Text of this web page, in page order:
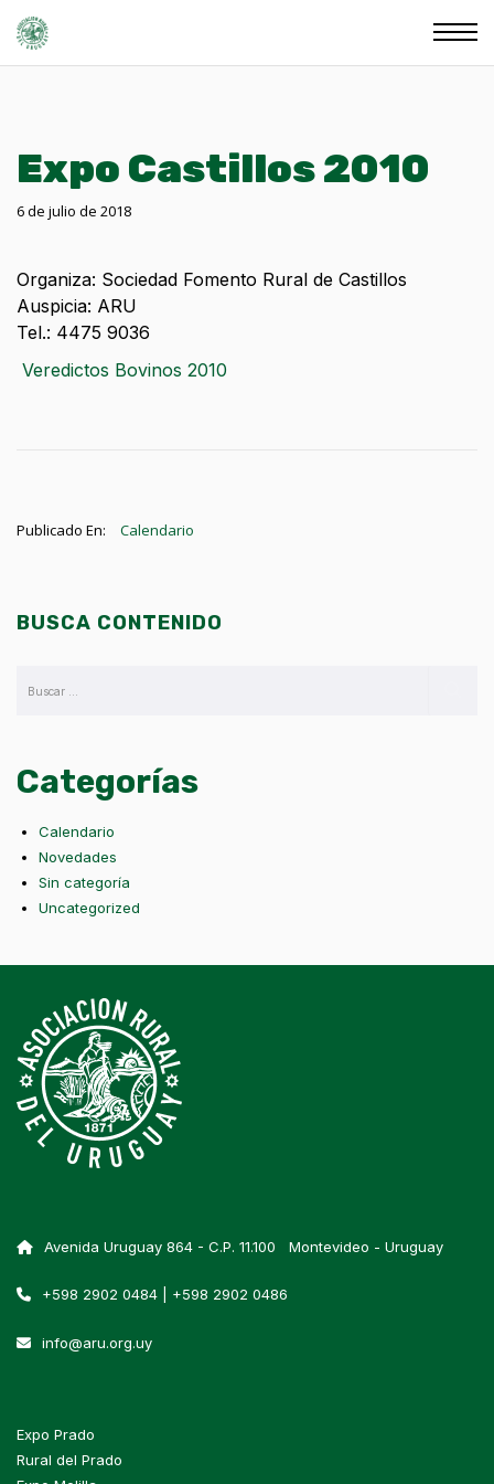
Expo Castillos 2010
6 de julio de 2018
Organiza: Sociedad Fomento Rural de Castillos
Auspicia: ARU
Tel.: 4475 9036
Veredictos Bovinos 2010
Publicado En: Calendario
BUSCA CONTENIDO
Categorías
Calendario
Novedades
Sin categoría
Uncategorized
Avenida Uruguay 864 - C.P. 11.100 Montevideo - Uruguay
+598 2902 0484 | +598 2902 0486
info@aru.org.uy
Expo Prado
Rural del Prado